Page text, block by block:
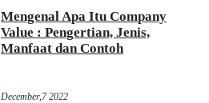
Mengenal Apa Itu Company
Value : Pengertian, Jenis,
Manfaat dan Contoh
December,7 2022